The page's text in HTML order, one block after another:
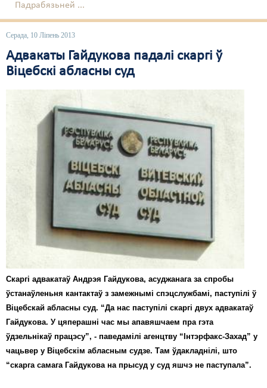
Падрабязьней ...
Серада, 10 Ліпень 2013
Адвакаты Гайдукова падалі скаргі ў
Віцебскі абласны суд
Скаргі адвакатаў Андрэя Гайдукова, асуджанага за спробы
ўстанаўленьня кантактаў з замежнымі спэцслужбамі, паступілі ў
Віцебскай абласны суд. “Да нас паступілі скаргі двух адвакатаў
Гайдукова. У цяперашні час мы апавяшчаем пра гэта
ўдзельнікаў працэсу”, - паведамілі агенцтву “Інтэрфакс-Захад” у
чацьвер у Віцебскім абласным судзе. Там ўдакладнілі, што
“скарга самага Гайдукова на прысуд у суд яшчэ не паступала”.